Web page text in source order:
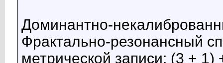
Доминантно-
Фрактально-резонансный
метрической записи: (3 +